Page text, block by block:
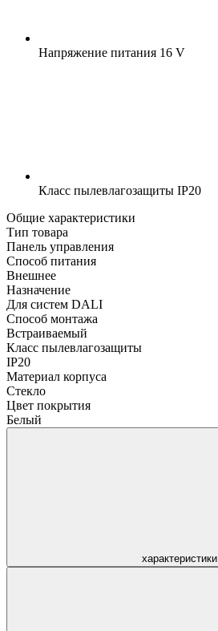
Напряжение питания 16 V
Класс пылевлагозащиты IP20
Общие характеристики
Тип товара
Панель управления
Способ питания
Внешнее
Назначение
Для систем DALI
Способ монтажа
Встраиваемый
Класс пылевлагозащиты
IP20
Материал корпуса
Стекло
Цвет покрытия
Белый
характеристики